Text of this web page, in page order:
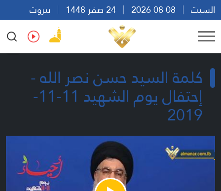
السبت
بيروت
06:34
Ar En Fr Es
كلمة السيد حسن نصر الله -
إحتفال يوم الشهيد 11-11-
2019